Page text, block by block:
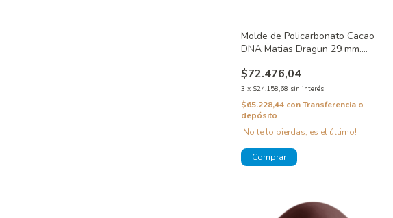
Molde de Policarbonato Cacao
DNA Matias Dragun 29 mm.
$72.476,04
3 x $24.158,68 sin interés
$65.228,44 con Transferencia o
depósito
¡No te lo pierdas, es el último!